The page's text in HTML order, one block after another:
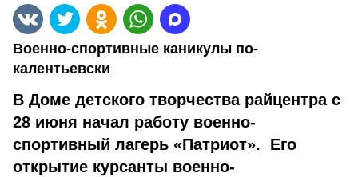
Военно-спортивные каникулы по-
калентьевски
В Доме детского творчества райцентра с
28 июня начал работу военно-
спортивный лагерь «Патриот». Его
открытие курсанты военно-